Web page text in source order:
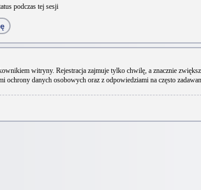
podczas tej sesji
witryny. Rejestracja zajmuje tylko chwilę, a znacznie
ochrony danych osobowych oraz z odpowiedziami na często